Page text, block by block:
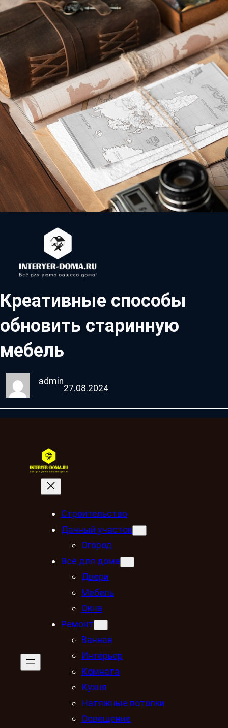
Креативные способы
обновить старинную
мебель
admin
27.08.2024
Строительство
Дачный участок
Огород
Всё для дома
Двери
Мебель
Окна
Ремонт
Ванная
Интерьер
Комната
Кухня
Натяжные потолки
Освещение